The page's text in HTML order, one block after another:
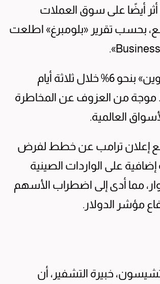
أيضًا على سوق العملات
بحسب تقرير «بلومبرغ» اطلعت
وتراجعت «بتكوين» بنحو 6% خلال ثلاثة أيام
موجة من العزوف عن المخاطرة
العالمية.
إعلان ترامب عن خطط لفرض
على الواردات الصينية
مما أدى إلى اضطراب الأسهم
مؤشر الدولار.
خبيرة التشفير، أن